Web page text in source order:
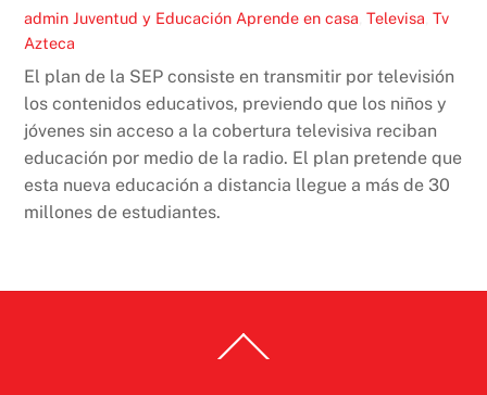
admin Juventud y Educación Aprende en casa ,Televisa ,Tv
Azteca
El plan de la SEP consiste en transmitir por televisión
los contenidos educativos, previendo que los niños y
jóvenes sin acceso a la cobertura televisiva reciban
educación por medio de la radio. El plan pretende que
esta nueva educación a distancia llegue a más de 30
millones de estudiantes.
To